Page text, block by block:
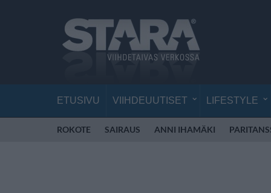
ETUSIVU VIIHDEUUTISET LIFESTYLE
ROKOTE SAIRAUS ANNI IHAMÄKI